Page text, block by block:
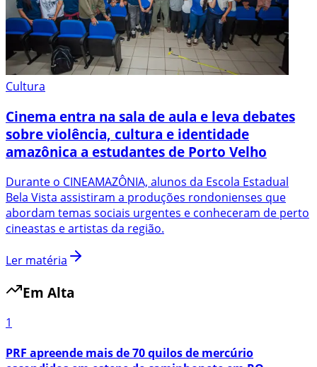
Cultura
Cinema entra na sala de aula e leva debates
sobre violência, cultura e identidade
amazônica a estudantes de Porto Velho
Durante o CINEAMAZÔNIA, alunos da Escola Estadual
Bela Vista assistiram a produções rondonienses que
abordam temas sociais urgentes e conheceram de perto
cineastas e artistas da região.
Ler matéria
Em Alta
1
PRF apreende mais de 70 quilos de mercúrio